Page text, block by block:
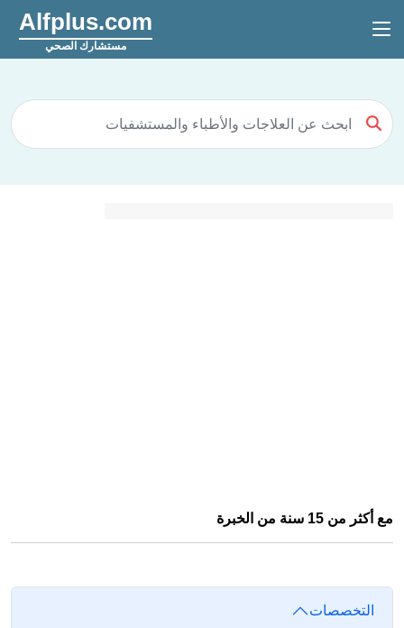
Alfplus.com
مستشارك الصحي
مع أكثر من 15 سنة من الخبرة
التخصصات